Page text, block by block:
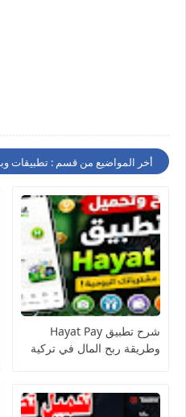
أخر المواضيع من قسم : تطبيقات
شرح تطبيق Hayat Pay
وطريقة ربح المال في تركية